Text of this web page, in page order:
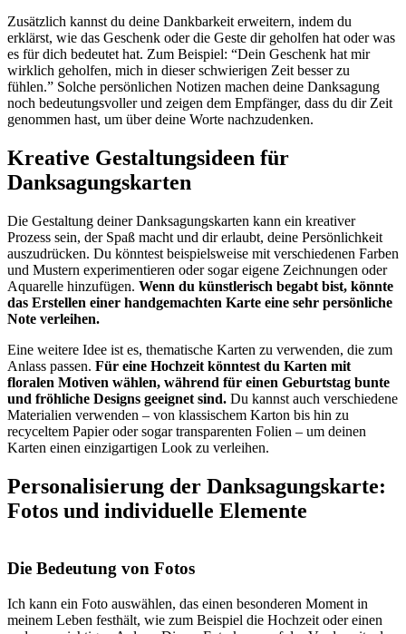
Zusätzlich kannst du deine Dankbarkeit erweitern, indem du
erklärst, wie das Geschenk oder die Geste dir geholfen hat oder was
es für dich bedeutet hat. Zum Beispiel: “Dein Geschenk hat mir
wirklich geholfen, mich in dieser schwierigen Zeit besser zu
fühlen.” Solche persönlichen Notizen machen deine Danksagung
noch bedeutungsvoller und zeigen dem Empfänger, dass du dir Zeit
genommen hast, um über deine Worte nachzudenken.
Kreative Gestaltungsideen für
Danksagungskarten
Die Gestaltung deiner Danksagungskarten kann ein kreativer
Prozess sein, der Spaß macht und dir erlaubt, deine Persönlichkeit
auszudrücken. Du könntest beispielsweise mit verschiedenen Farben
und Mustern experimentieren oder sogar eigene Zeichnungen oder
Aquarelle hinzufügen. Wenn du künstlerisch begabt bist, könnte
das Erstellen einer handgemachten Karte eine sehr persönliche
Note verleihen.
Eine weitere Idee ist es, thematische Karten zu verwenden, die zum
Anlass passen. Für eine Hochzeit könntest du Karten mit
floralen Motiven wählen, während für einen Geburtstag bunte
und fröhliche Designs geeignet sind. Du kannst auch verschiedene
Materialien verwenden – von klassischem Karton bis hin zu
recyceltem Papier oder sogar transparenten Folien – um deinen
Karten einen einzigartigen Look zu verleihen.
Personalisierung der Danksagungskarte:
Fotos und individuelle Elemente
Die Bedeutung von Fotos
Ich kann ein Foto auswählen, das einen besonderen Moment in
meinem Leben festhält, wie zum Beispiel die Hochzeit oder einen